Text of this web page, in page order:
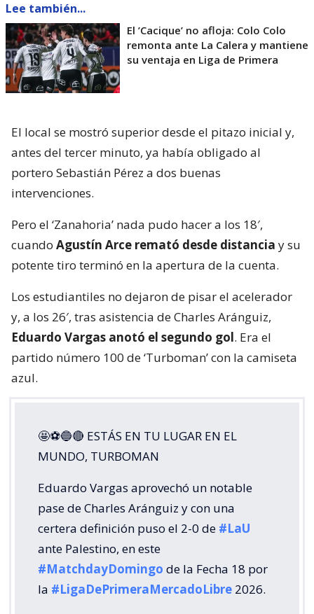
Lee también...
El ’Cacique’ no afloja: Colo Colo
remonta ante La Calera y mantiene
su ventaja en Liga de Primera
El local se mostró superior desde el pitazo inicial y,
antes del tercer minuto, ya había obligado al
portero Sebastián Pérez a dos buenas
intervenciones.
Pero el ‘Zanahoria’ nada pudo hacer a los 18′,
cuando Agustín Arce remató desde distancia y su
potente tiro terminó en la apertura de la cuenta.
Los estudiantiles no dejaron de pisar el acelerador
y, a los 26′, tras asistencia de Charles Aránguiz,
Eduardo Vargas anotó el segundo gol. Era el
partido número 100 de ‘Turboman’ con la camiseta
azul.
🤩⚽🔵🔴 ESTÁS EN TU LUGAR EN EL
MUNDO, TURBOMAN
Eduardo Vargas aprovechó un notable
pase de Charles Aránguiz y con una
certera definición puso el 2-0 de #LaU
ante Palestino, en este
#MatchdayDomingo de la Fecha 18 por
la #LigaDePrimeraMercadoLibre 2026.